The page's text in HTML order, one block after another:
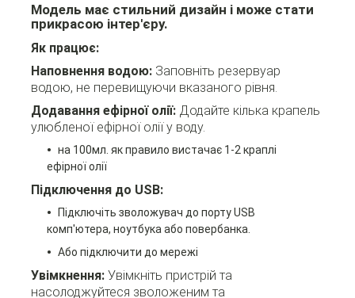
Модель має стильний дизайн і може стати
прикрасою інтер'єру.
Як працює:
Наповнення водою:Заповніть резервуар
водою, не перевищуючи вказаного рівня.
Додавання ефірної олії: Додайте кілька крапель
улюбленої ефірної олії у воду.
на 100мл. як правило вистачає 1-2 краплі
ефірної олії
Підключення до USB:
Підключіть зволожувач до порту USB
комп'ютера, ноутбука або повербанка.
Або підключити до мережі
Увімкнення: Увімкніть пристрій та
насолоджуйтеся зволоженим та